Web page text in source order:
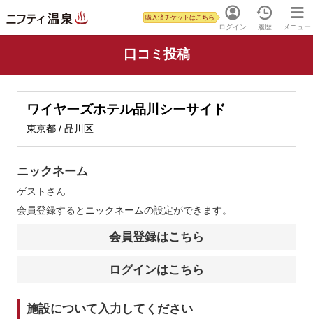
ログイン
購入済チケットはこちら
履歴 メニュー
口コミ投稿
ワイヤーズホテル品川シーサイド
東京都 / 品川区
ニックネーム
ゲスト さん
会員登録するとニックネームの設定ができます。
会員登録はこちら
ログインはこちら
施設について入力してください